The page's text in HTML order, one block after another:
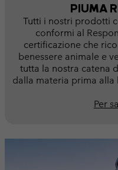
PIUMA
Tutti i nostri prodotti
conformi al
certificazione che
benessere animale e
tutta la nostra catena
dalla materia prima
Per